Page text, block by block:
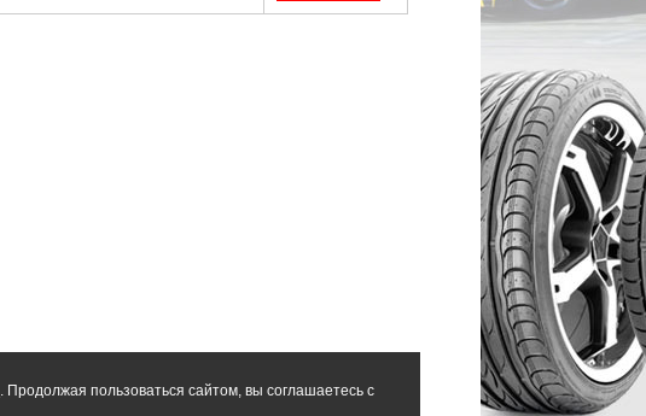
. Продолжая пользоваться сайтом, вы соглашаетесь с